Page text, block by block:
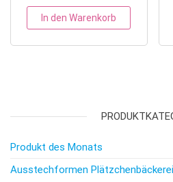
In den Warenkorb
Produkt des Monats
Ausstechformen Plätzchenbäckerei